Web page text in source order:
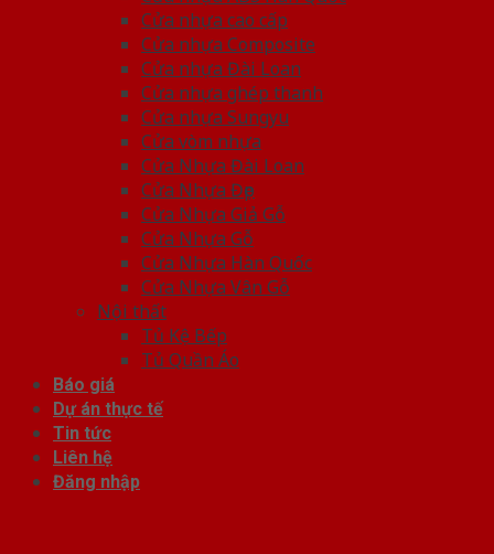
Cửa nhựa cao cấp
Cửa nhựa Composite
Cửa nhựa Đài Loan
Cửa nhựa ghép thanh
Cửa nhựa Sungyu
Cửa vòm nhựa
Cửa Nhựa Đài Loan
Cửa Nhựa Đẹp
Cửa Nhựa Giả Gỗ
Cửa Nhựa Gỗ
Cửa Nhựa Hàn Quốc
Cửa Nhựa Vân Gỗ
Nội thất
Tủ Kệ Bếp
Tủ Quần Áo
Báo giá
Dự án thực tế
Tin tức
Liên hệ
Đăng nhập